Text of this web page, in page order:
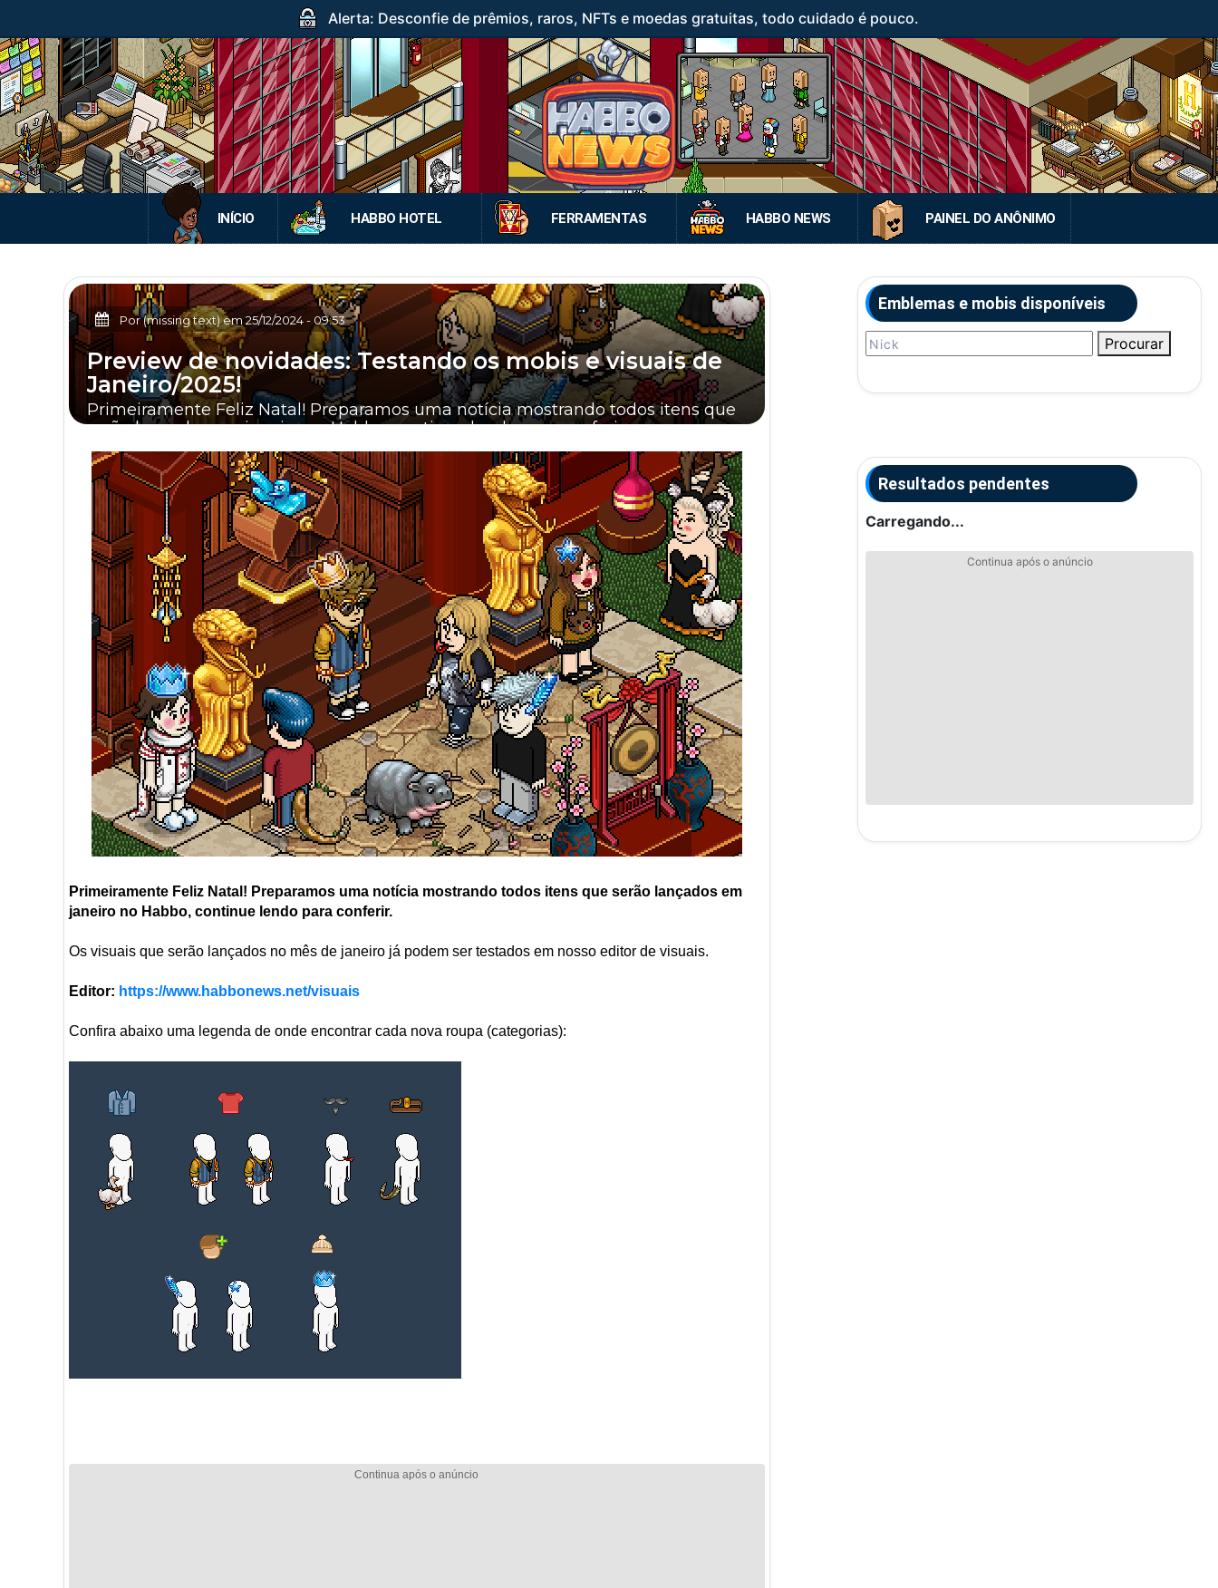
Alerta: Desconfie de prêmios, raros, NFTs e moedas gratuitas, todo cuidado é pouco.
INÍCIO HABBO HOTEL FERRAMENTAS HABBO NEWS PAINEL DO ANÔNIMO
Por (missing text) em25/12/2024- 09:53
Preview de novidades: Testando os mobis e visuais de
Janeiro/2025!
Primeiramente Feliz Natal! Preparamos uma notícia mostrando todos itens que
serão lançados em janeiro no Habbo, continue lendo para conferi...
Primeiramente Feliz Natal! Preparamos uma notícia mostrando todos itens que serão lançados em
janeiro no Habbo, continue lendo para conferir.
Os visuais que serão lançados no mês de janeiro já podem ser testados em nosso editor de visuais.
Editor: https://www.habbonews.net/visuais
Confira abaixo uma legenda de onde encontrar cada nova roupa (categorias):
Emblemas e mobis disponíveis
Procurar
Resultados pendentes
Carregando...